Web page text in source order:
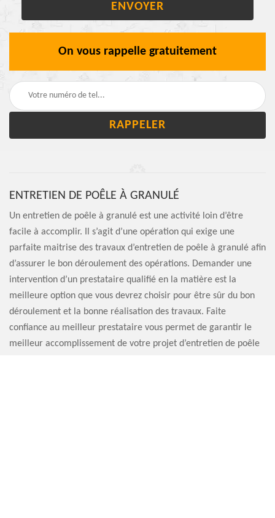
On vous rappelle gratuitement
ENTRETIEN DE POÊLE À GRANULÉ
Un entretien de poêle à granulé est une activité loin d’être
facile à accomplir. Il s’agit d’une opération qui exige une
parfaite maitrise des travaux d’entretien de poêle à granulé afin
d’assurer le bon déroulement des opérations. Demander une
intervention d’un prestataire qualifié en la matière est la
meilleure option que vous devrez choisir pour être sûr du bon
déroulement et la bonne réalisation des travaux. Faite
confiance au meilleur prestataire vous permet de garantir le
meilleur accomplissement de votre projet d’entretien de poêle